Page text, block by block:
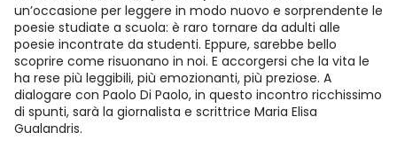
un’occasione per leggere in modo nuovo e sorprendente le
poesie studiate a scuola: è raro tornare da adulti alle
poesie incontrate da studenti. Eppure, sarebbe bello
scoprire come risuonano in noi. E accorgersi che la vita le
ha rese più leggibili, più emozionanti, più preziose. A
dialogare con Paolo Di Paolo, in questo incontro ricchissimo
di spunti, sarà la giornalista e scrittrice Maria Elisa
Gualandris.